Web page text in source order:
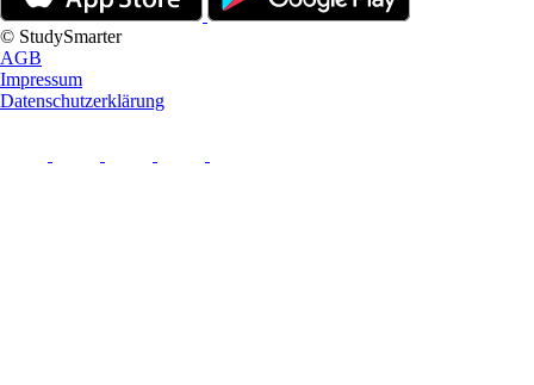
© StudySmarter
AGB
Impressum
Datenschutzerklärung